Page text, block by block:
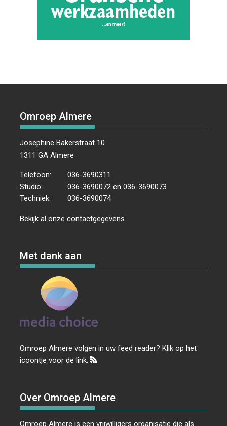
Omroep Almere
Josephine Bakerstraat 10
1311 GA Almere
Telefoon:
036-3690311
Studio:
036-3690072 en 036-3690073
Techniek:
036-3690074
Bekijk al onzecontactgegevens
Met dank aan
Omroep Almere volgen in uw feed reader? Klik op het
icoontje voor de link:
Over Omroep Almere
Omroep Almere is een vrijwilligers organisatie die als